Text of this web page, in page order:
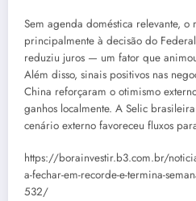
Sem agenda doméstica relevante, o
principalmente à decisão do
reduziu juros — um fator que
Além disso, sinais positivos nas
China reforçaram o otimismo
ganhos localmente. A Selic
cenário externo favoreceu fluxos
https://borainvestir.b3.com.br/
a-fechar-em-recorde-e-termina-
532/